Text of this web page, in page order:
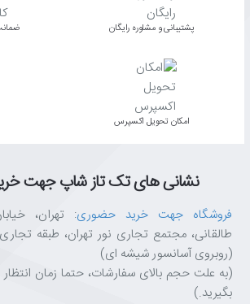
پشتیبانی و مشاوره رایگان
اﻣﮑﺎن ﺗﺤﻮﯾﻞ اﮐﺴﭙﺮس
نشانی های تک تاز شاپ جهت
فروشگاه جهت خرید حضوری: تهران،
(روبروی آسانسور شیشه ای)
بگیرید.)